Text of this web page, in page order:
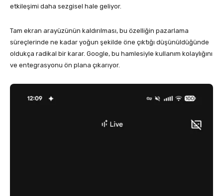
etkileşimi daha sezgisel hale geliyor.
Tam ekran arayüzünün kaldırılması, bu özelliğin pazarlama
süreçlerinde ne kadar yoğun şekilde öne çıktığı düşünüldüğünde
oldukça radikal bir karar. Google, bu hamlesiyle kullanım kolaylığını
ve entegrasyonu ön plana çıkarıyor.